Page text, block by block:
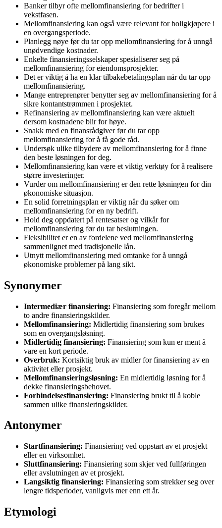
Banker tilbyr ofte mellomfinansiering for bedrifter i
vekstfasen.
Mellomfinansiering kan også være relevant for boligkjøpere i
en overgangsperiode.
Planlegg nøye før du tar opp mellomfinansiering for å unngå
unødvendige kostnader.
Enkelte finansieringsselskaper spesialiserer seg på
mellomfinansiering for eiendomsprosjekter.
Det er viktig å ha en klar tilbakebetalingsplan når du tar opp
mellomfinansiering.
Mange entreprenører benytter seg av mellomfinansiering for å
sikre kontantstrømmen i prosjektet.
Refinansiering av mellomfinansiering kan være aktuelt
dersom kostnadene blir for høye.
Snakk med en finansrådgiver før du tar opp
mellomfinansiering for å få gode råd.
Undersøk ulike tilbydere av mellomfinansiering for å finne
den beste løsningen for deg.
Mellomfinansiering kan være et viktig verktøy for å realisere
større investeringer.
Vurder om mellomfinansiering er den rette løsningen for din
økonomiske situasjon.
En solid forretningsplan er viktig når du søker om
mellomfinansiering for en ny bedrift.
Hold deg oppdatert på rentesatser og vilkår for
mellomfinansiering før du tar beslutningen.
Fleksibilitet er en av fordelene ved mellomfinansiering
sammenlignet med tradisjonelle lån.
Utnytt mellomfinansiering med omtanke for å unngå
økonomiske problemer på lang sikt.
Synonymer
Intermediær finansiering: Finansiering som foregår mellom
to andre finansieringskilder.
Mellomfinansiering: Midlertidig finansiering som brukes
som en overgangsløsning.
Midlertidig finansiering: Finansiering som kun er ment å
vare en kort periode.
Overbruk: Kortsiktig bruk av midler for finansiering av en
aktivitet eller prosjekt.
Mellomfinansieringsløsning: En midlertidig løsning for å
dekke finansieringsbehovet.
Forbindelsesfinansiering: Finansiering brukt til å koble
sammen ulike finansieringskilder.
Antonymer
Startfinansiering: Finansiering ved oppstart av et prosjekt
eller en virksomhet.
Sluttfinansiering: Finansiering som skjer ved fullføringen
eller avslutningen av et prosjekt.
Langsiktig finansiering: Finansiering som strekker seg over
lengre tidsperioder, vanligvis mer enn ett år.
Etymologi